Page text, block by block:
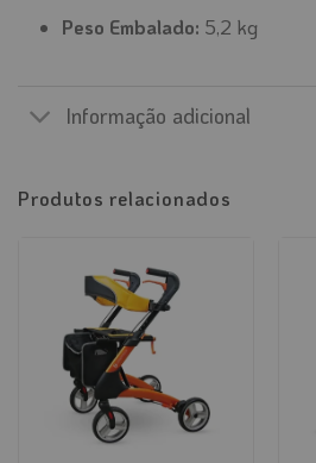
Peso Embalado: 5,2 kg
Informação adicional
Produtos relacionados